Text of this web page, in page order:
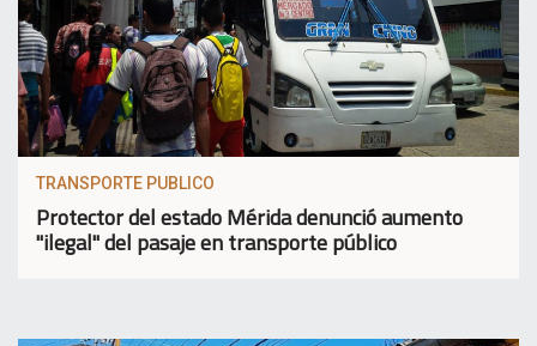
TRANSPORTE PUBLICO
Protector del estado Mérida denunció aumento
"ilegal" del pasaje en transporte público